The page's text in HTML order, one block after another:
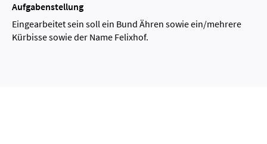
Aufgabenstellung
Eingearbeitet sein soll ein Bund Ähren sowie ein/mehrere
Kürbisse sowie der Name Felixhof.